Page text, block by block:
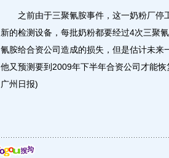
之前由于三聚氰胺事件，这一奶粉厂停
新的检测设备，每批奶粉都要经过4次三聚
氰胺给合资公司造成的损失，但是估计未
他又预测要到2009年下半年合资公司才能
广州日报)